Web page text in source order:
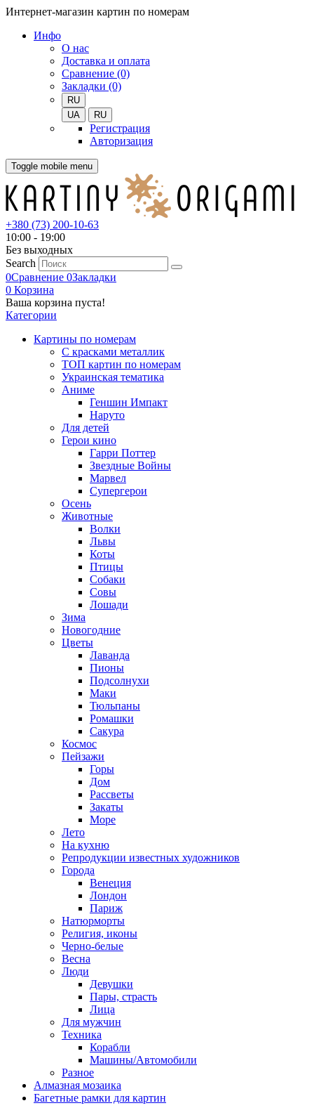
Интернет-магазин картин по номерам
Инфо
О нас
Доставка и оплата
Сравнение (0)
Закладки (0)
RU
UA
RU
Регистрация
Авторизация
Toggle mobile menu
+380 (73) 200-10-63
10:00 - 19:00
Без выходных
Search
0Сравнение 0Закладки
0 Корзина
Ваша корзина пуста!
Категории
Картины по номерам
С красками металлик
ТОП картин по номерам
Украинская тематика
Аниме
Геншин Импакт
Наруто
Для детей
Герои кино
Гарри Поттер
Звездные Войны
Марвел
Супергерои
Осень
Животные
Волки
Львы
Коты
Птицы
Собаки
Совы
Лошади
Зима
Новогодние
Цветы
Лаванда
Пионы
Подсолнухи
Маки
Тюльпаны
Ромашки
Сакура
Космос
Пейзажи
Горы
Дом
Рассветы
Закаты
Море
Лето
На кухню
Репродукции известных художников
Города
Венеция
Лондон
Париж
Натюрморты
Религия, иконы
Черно-белые
Весна
Люди
Девушки
Пары, страсть
Лица
Для мужчин
Техника
Корабли
Машины/Автомобили
Разное
Алмазная мозаика
Багетные рамки для картин